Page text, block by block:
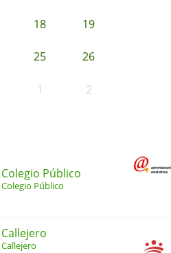
18 19
25 26
1 2
Colegio Público
Colegio Público
Callejero
Callejero